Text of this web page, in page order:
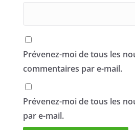
Prévenez-moi de tous les
commentaires par e-mail.
Prévenez-moi de tous les
par e-mail.